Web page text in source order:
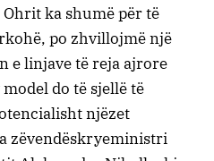
ka shumë për të
po zhvillojmë një
e linjave të reja ajrore
do të sjellë të
njëzet
zëvendëskryeministri